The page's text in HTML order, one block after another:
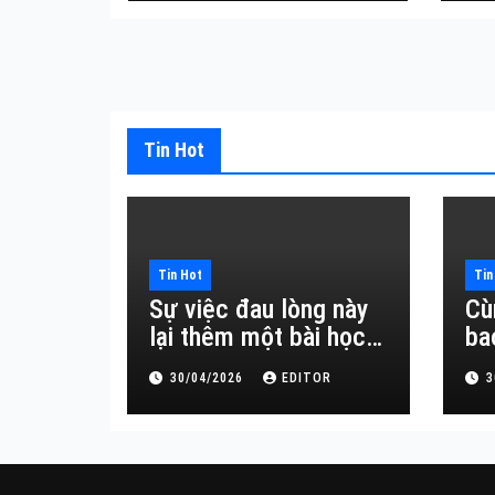
Tin Hot
Tin Hot
Sự việc đau lòng này
lại thêm một bài học
đắt giá về sự vô
thường.
30/04/2026 EDITOR